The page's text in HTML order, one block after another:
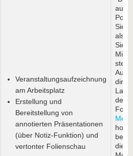
Veranstaltungsaufzeichnung
am Arbeitsplatz
Erstellung und
Bereitstellung von
annotierten Präsentationen
(über Notiz-Funktion) und
vertonter Folienschau
Sie
als
Sie
dem
hoch